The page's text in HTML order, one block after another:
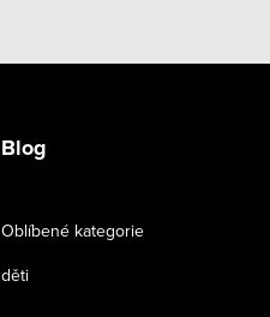
Blog
Oblíbené kategorie
děti